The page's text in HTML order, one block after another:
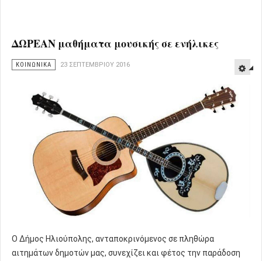
ΔΩΡΕΑΝ μαθήματα μουσικής σε ενήλικες
ΚΟΙΝΩΝΙΚΑ 23 ΣΕΠΤΕΜΒΡΊΟΥ 2016
Ο Δήμος Ηλιούπολης, ανταποκρινόμενος σε πληθώρα
αιτημάτων δημοτών μας, συνεχίζει και φέτος την παράδοση